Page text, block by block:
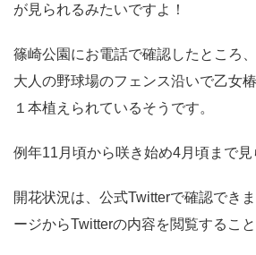
が見られるみたいですよ！
篠崎公園にお電話で確認したところ
大人の野球場のフェンス沿いで乙女
１本植えられているそうです。
例年11月頃から咲き始め4月頃まで見
開花状況は、公式Twitterで確認でき
ージからTwitterの内容を閲覧すること